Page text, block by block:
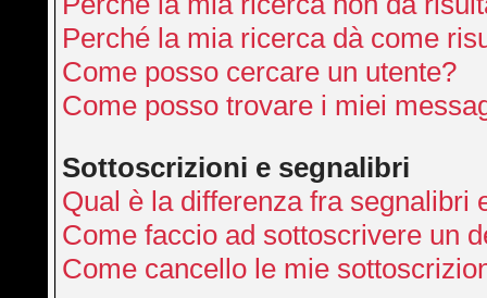
Perché la mia ricerca dà come
Come posso cercare un utente?
Come posso trovare i miei
Sottoscrizioni e segnalibri
Qual è la differenza fra segnalibri
Come faccio ad sottoscrivere un
Come cancello le mie